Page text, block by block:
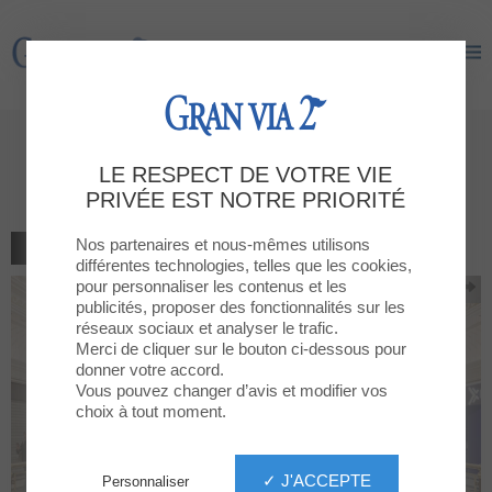
Gran Via 2
sans ticket à GRAN VIA 2
RETOUR À LA LISTE
LE RESPECT DE VOTRE VIE
PRIVÉE EST NOTRE PRIORITÉ
Nos partenaires et nous-mêmes utilisons
différentes technologies, telles que les cookies,
pour personnaliser les contenus et les
publicités, proposer des fonctionnalités sur les
réseaux sociaux et analyser le trafic.
Merci de cliquer sur le bouton ci-dessous pour
donner votre accord.
Vous pouvez changer d’avis et modifier vos
choix à tout moment.
✓ J'ACCEPTE
Personnaliser